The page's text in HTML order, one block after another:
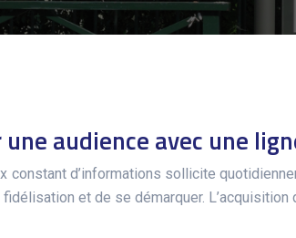
audience avec une
d’informations sollicite
et de se démarquer. L’acquisition